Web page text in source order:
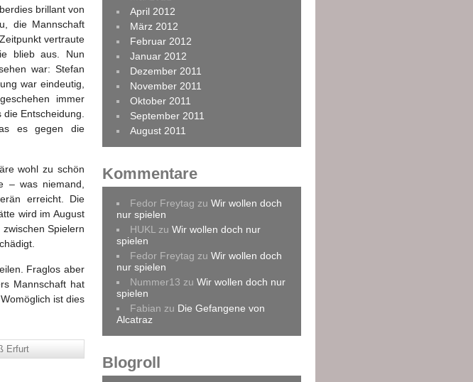
brillant von
die Mannschaft
vertraute
blieb aus. Nun
war: Stefan
war eindeutig,
immer
Entscheidung.
es gegen die
wohl zu schön
– was niemand,
erreicht. Die
wird im August
Spielern
Fraglos aber
Mannschaft hat
ist dies
Erfurt
April 2012
März 2012
Februar 2012
Januar 2012
Dezember 2011
November 2011
Oktober 2011
September 2011
August 2011
Kommentare
Fedor Freytag zuWir wollen doch
nur spielen
HUKL zuWir wollen doch nur
spielen
Fedor Freytag zuWir wollen doch
nur spielen
Nummer13 zuWir wollen doch nur
spielen
Fabian zu Die Gefangene von
Alcatraz
Blogroll